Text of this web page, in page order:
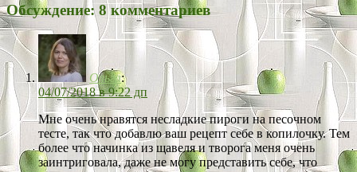
Обсуждение: 8 комментариев
Ольга:
04/07/2018 в 9:22 дп
Мне очень нравятся несладкие пироги на песочном
тесте, так что добавлю ваш рецепт себе в копилочку. Тем
более что начинка из щавеля и творога меня очень
заинтриговала, даже не могу представить себе, что